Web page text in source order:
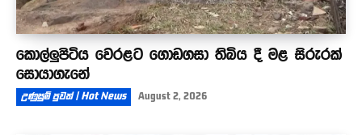
කොල්ලුපිටිය වෙරළට ගොඩගසා තිබිය දී මළ සිරුරක්
සොයාගැනේ
උණුසුම් පුවත් | Hot News August 2, 2026